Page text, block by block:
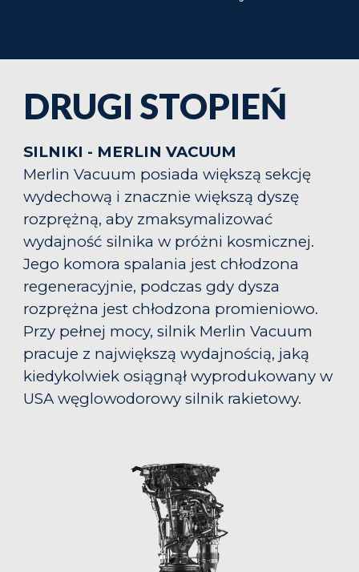
DRUGI STOPIEŃ
SILNIKI - MERLIN VACUUM
Merlin Vacuum posiada większą sekcję
wydechową i znacznie większą dyszę
rozprężną, aby zmaksymalizować
wydajność silnika w próżni kosmicznej.
Jego komora spalania jest chłodzona
regeneracyjnie, podczas gdy dysza
rozprężna jest chłodzona promieniowo.
Przy pełnej mocy, silnik Merlin Vacuum
pracuje z największą wydajnością, jaką
kiedykolwiek osiągnął wyprodukowany w
USA węglowodorowy silnik rakietowy.